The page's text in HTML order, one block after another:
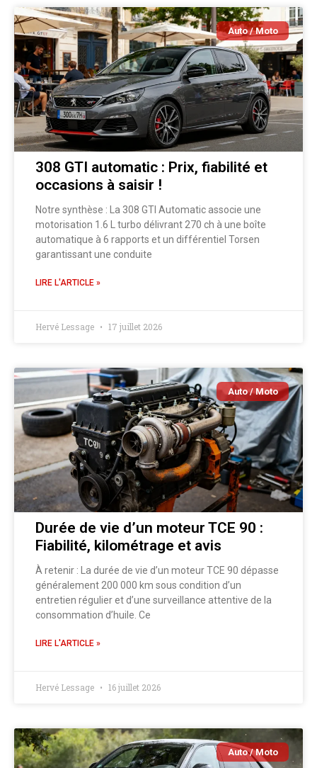
Auto / Moto
308 GTI automatic : Prix, fiabilité et
occasions à saisir !
Notre synthèse : La 308 GTI Automatic associe une
motorisation 1.6 L turbo délivrant 270 ch à une boîte
automatique à 6 rapports et un différentiel Torsen
garantissant une conduite
LIRE L'ARTICLE »
Hervé Lessage 17 juillet 2026
Auto / Moto
Durée de vie d’un moteur TCE 90 :
Fiabilité, kilométrage et avis
À retenir : La durée de vie d’un moteur TCE 90 dépasse
généralement 200 000 km sous condition d’un
entretien régulier et d’une surveillance attentive de la
consommation d’huile. Ce
LIRE L'ARTICLE »
Hervé Lessage 16 juillet 2026
Auto / Moto